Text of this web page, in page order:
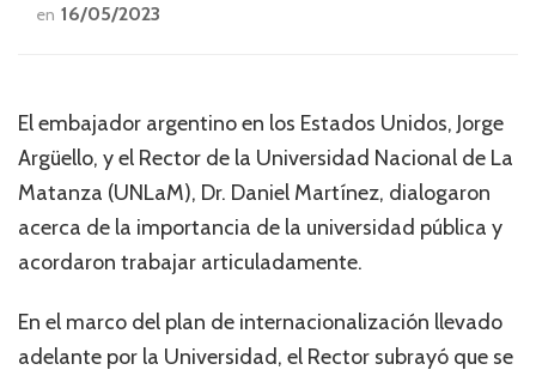
en 16/05/2023
El embajador argentino en los Estados Unidos, Jorge
Argüello, y el Rector de la Universidad Nacional de La
Matanza (UNLaM), Dr. Daniel Martínez, dialogaron
acerca de la importancia de la universidad pública y
acordaron trabajar articuladamente.
En el marco del plan de internacionalización llevado
adelante por la Universidad, el Rector subrayó que se